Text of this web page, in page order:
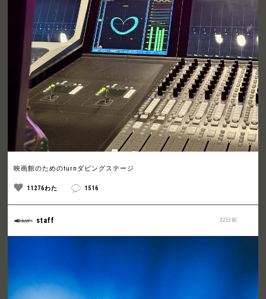
映画館のためのturnダビングステージ
11276わた 1516
22日前
staff